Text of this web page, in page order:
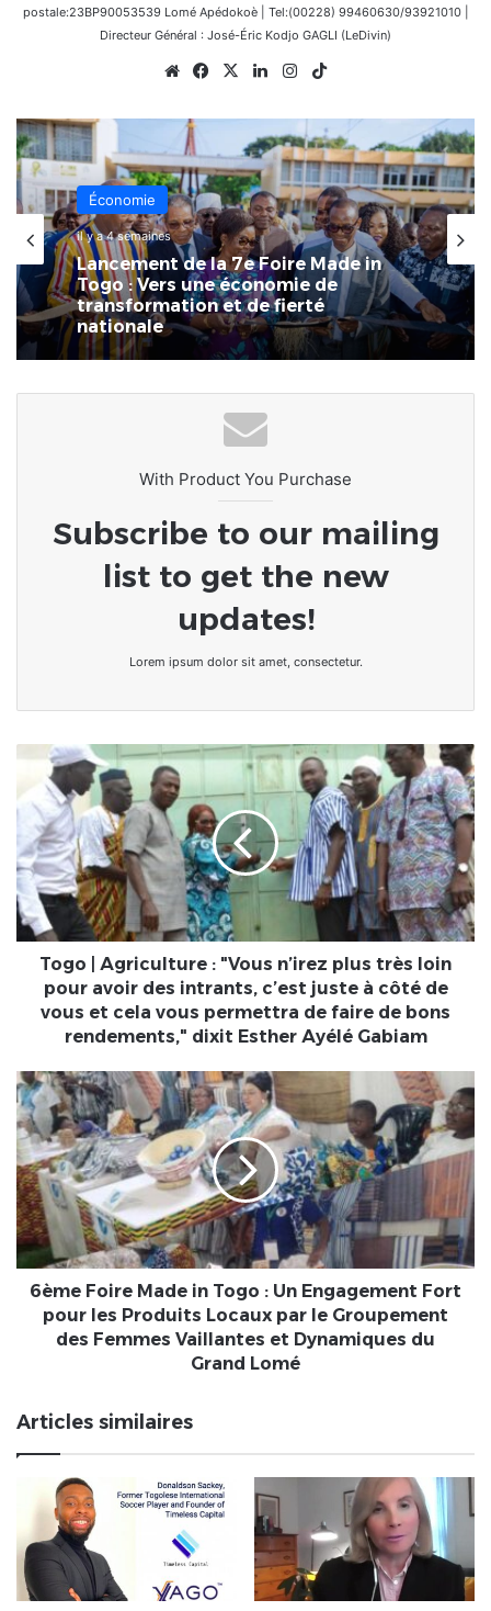
postale:23BP90053539 Lomé Apédokoè | Tel:(00228) 99460630/93921010 |
Directeur Général : José-Éric Kodjo GAGLI (LeDivin)
WebsiteFacebook
X LinkedinInstagram
Économie
4 juillet 2026
La 7ème Foire Made in Togo au
CETEF Togo 2000 bat déjà son plein
With Product You Purchase
Subscribe to our mailing
list to get the new
updates!
Lorem ipsum dolor sit amet, consectetur.
Agriculture
"Vous
n’irez
plus
très
loin
pour
juste
à
côté
vous
et
cela
vous
permettra
Esther
Togo | Agriculture : "Vous n’irez plus très loin
pour avoir des intrants, c’est juste à côté de
vous et cela vous permettra de faire de bons
rendements," dixit Esther Ayélé Gabiam
6ème
Foire
Made
in
Togo
:
Un
Engagement
Fort
pour
Produits
Groupement
des
Vaillantes
Dynamiques
du
Grand
6ème Foire Made in Togo : Un Engagement Fort
pour les Produits Locaux par le Groupement
des Femmes Vaillantes et Dynamiques du
Grand Lomé
Articles similaires